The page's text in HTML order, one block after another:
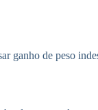
ganho de peso